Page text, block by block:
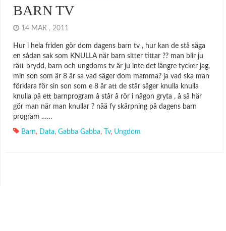
BARN TV
14 MAR , 2011
Hur i hela friden gör dom dagens barn tv , hur kan de stå säga
en sådan sak som KNULLA när barn sitter tittar ?? man blir ju
rätt brydd, barn och ungdoms tv är ju inte det längre tycker jag,
min son som är 8 är sa vad säger dom mamma? ja vad ska man
förklara för sin son som e 8 år att de står säger knulla knulla
knulla på ett barnprogram å står å rör i någon gryta , å så här
gör man när man knullar ? nää fy skärpning på dagens barn
program ……
Barn, Data, Gabba Gabba, Tv, Ungdom